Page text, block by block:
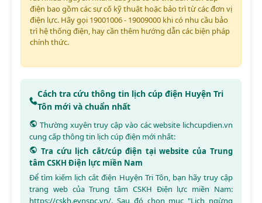
điện bao gồm các sự cố kỹ thuật hoặc bảo trì từ các đơn vị
điện lực. Hãy gọi 19001006 - 19009000 khi có nhu cầu bảo
trì hệ thống điện, hay cần thêm hướng dẫn các biện pháp
chính thức.
Cách tra cứu thông tin lịch cúp điện Huyện Tri
Tôn mới và chuẩn nhất
Thường xuyên truy cập vào các website lichcupdien.vn
cung cấp thông tin lịch cúp điện mới nhất:
Tra cứu lịch cắt/cúp điện tại website của Trung
tâm CSKH Điện lực miền Nam
Để tìm kiếm lịch cắt điện Huyện Tri Tôn, bạn hãy truy cập
trang web của Trung tâm CSKH Điện lực miền Nam:
https://cskh.evnspc.vn/. Sau đó chọn mục "Lịch ngừng